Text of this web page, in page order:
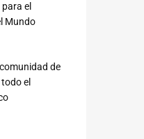
el
Mundo
de
el